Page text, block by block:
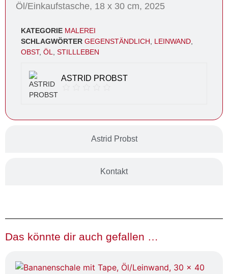
Astrid Probst
Kontakt
Öl/Einkaufstasche, 18 x 30 cm, 2025
KATEGORIE MALEREI
SCHLAGWÖRTER GEGENSTÄNDLICH LEINWAND
OBST, ÖL STILLLEBEN
ASTRID PROBST
Das könnte dir auch gefallen …